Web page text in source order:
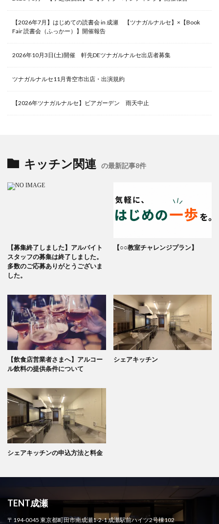
【2026年7月】はじめての読書会 in 成瀬 【ツナガルナルセ】×【Book
Fair 読書会（ふっかー）】開催報告
2026年10月3日(土)開催 軒先DEツナガルナルセ出店者募集
ツナガルナルセ11月青空市出店・出演規約
【2026年ツナガルナルセ】ビアガーデン 雨天中止
キッチン関連 の最新記事8件
【募集終了しました】アルバイト
スタッフの募集は終了しました。
多数のご応募ありがとうございま
した。
【○○教室チャレンジプラン】
【飲食店営業者さまへ】アルコー
ル飲料の提供条件について
シェアキッチン
シェアキッチンの申込方法と料金
TENT成瀬
〒194-0045 東京都町田市南成瀬1-2-1 成瀬駅前ハイツ2号棟102